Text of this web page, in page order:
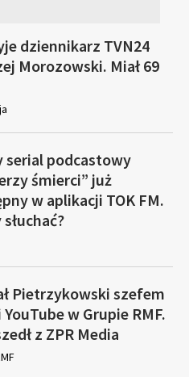
dziennikarz TVN24
Morozowski. Miał 69
serial podcastowy
śmierci” już
w aplikacji TOK FM.
Pietrzykowski szefem
w Grupie RMF.
z ZPR Media